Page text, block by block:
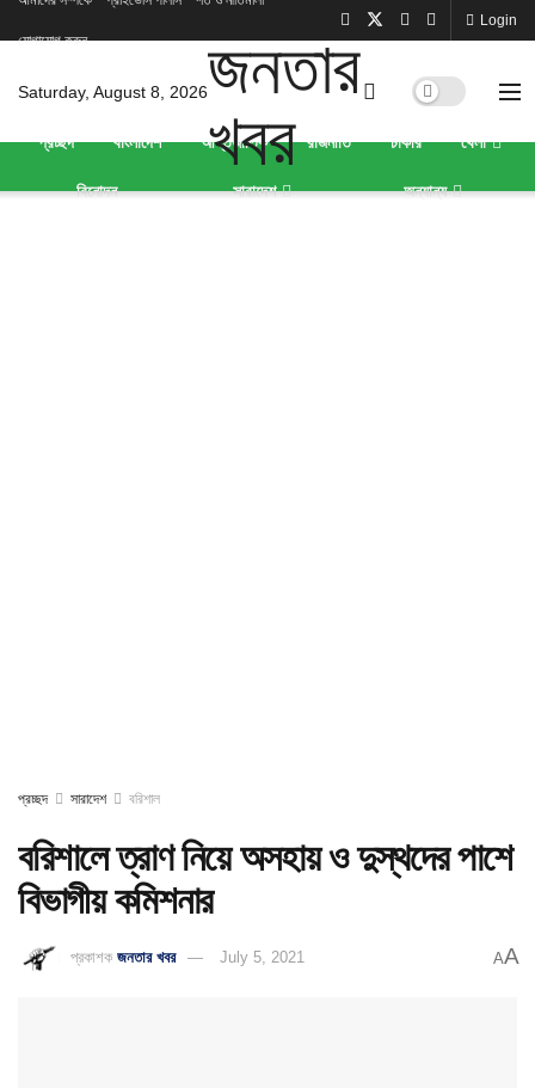
যোগাযোগ করুন
Login
Saturday, August 8, 2026
প্রচ্ছদ বাংলাদেশ আন্তর্জাতিক রাজনীতি চাকরি খেলা
বিনোদন সারাদেশ অন্যান্য
প্রচ্ছদ সারাদেশ বরিশাল
বরিশালে ত্রাণ নিয়ে অসহায় ও দুস্থদের পাশে
বিভাগীয় কমিশনার
প্রকাশক জনতার খবর July 5, 2021 AA